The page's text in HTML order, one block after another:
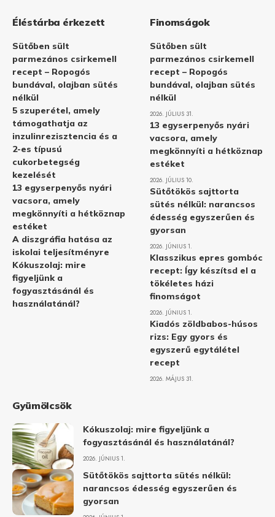
Éléstárba érkezett
Sütőben sült
parmezános csirkemell
recept – Ropogós
bundával, olajban sütés
nélkül
5 szuperétel, amely
támogathatja az
inzulinrezisztencia és a
2-es típusú
cukorbetegség
kezelését
13 egyserpenyős nyári
vacsora, amely
megkönnyíti a hétköznap
estéket
A diszgráfia hatása az
iskolai teljesítményre
Kókuszolaj: mire
figyeljünk a
fogyasztásánál és
használatánál?
Finomságok
Sütőben sült
parmezános csirkemell
recept – Ropogós
bundával, olajban sütés
nélkül
2026. JÚLIUS 31.
13 egyserpenyős nyári
vacsora, amely
megkönnyíti a hétköznap
estéket
2026. JÚLIUS 10.
Sütőtökös sajttorta
sütés nélkül: narancsos
édesség egyszerűen és
gyorsan
2026. JÚNIUS 1.
Klasszikus epres gombóc
recept: Így készítsd el a
tökéletes házi
finomságot
2026. JÚNIUS 1.
Kiadós zöldbabos-húsos
rizs: Egy gyors és
egyszerű egytálétel
recept
2026. MÁJUS 31.
Gyümölcsök
Kókuszolaj: mire figyeljünk a
fogyasztásánál és használatánál?
2026. JÚNIUS 1.
Sütőtökös sajttorta sütés nélkül:
narancsos édesség egyszerűen és
gyorsan